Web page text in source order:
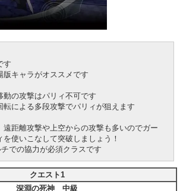
す
版キャラがオススメです
動の攻撃はパリィ不可です
転による多段攻撃でパリィが狙えます
遠距離攻撃や上空からの攻撃も多いのでガー
を使いこなして突破しましょう！
での協力が必須クラスです
クエスト1
深淵の死神 中級